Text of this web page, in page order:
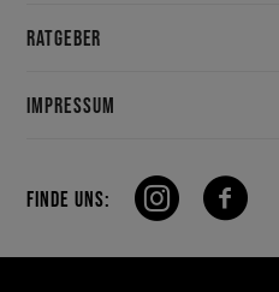
RATGEBER
IMPRESSUM
FINDE UNS: